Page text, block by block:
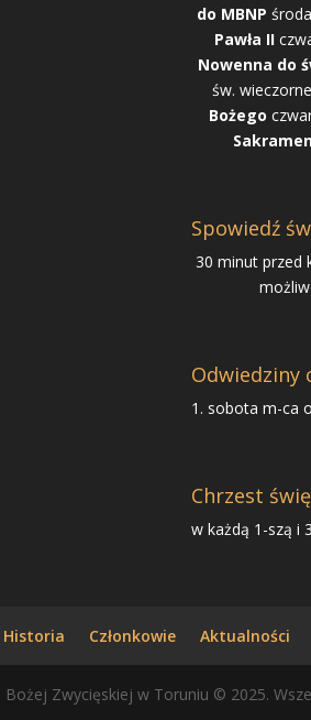
do MBNP
Pawła II
Nowenna do
św.
Bożego
Spowiedź
30 minut przed
Odwiedziny
1. sobota m-ca
Chrzest
w każdą 1-szą i
Historia Członkowie Aktualności
Zwycięskiej w Toruniu © 2025.